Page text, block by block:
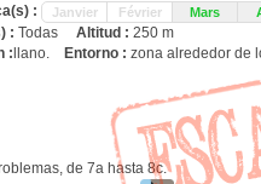
: Janvier Février Mars
: Todas Altitud : 250 m
:llano. Entorno : zona alrededor de
de 7a hasta 8c.